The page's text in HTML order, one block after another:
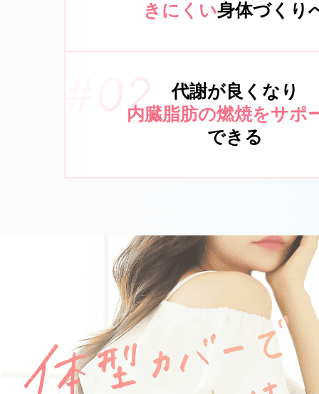
きにくい身体づくり
代謝が良くなり
内臓脂肪の燃焼をサポ
できる